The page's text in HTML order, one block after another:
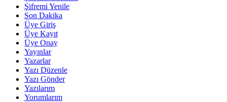
Şifremi Yenile
Son Dakika
Üye Giriş
Üye Kayıt
Üye Onay
Yayınlar
Yazarlar
Yazı Düzenle
Yazı Gönder
Yazılarım
Yorumlarım